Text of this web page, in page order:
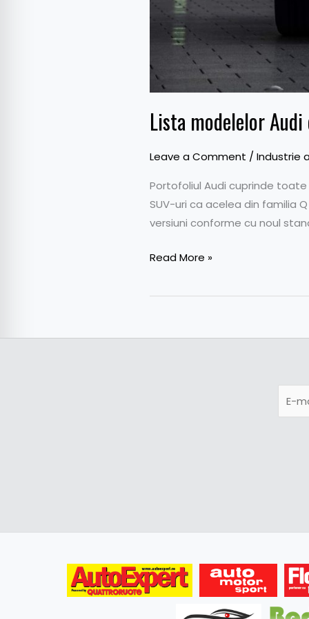
Lista modelelor
Leave a Comment / Industrie
Portofoliul Audi cuprinde toate
SUV-uri ca acelea din familia
versiuni conforme cu noul
Read More »